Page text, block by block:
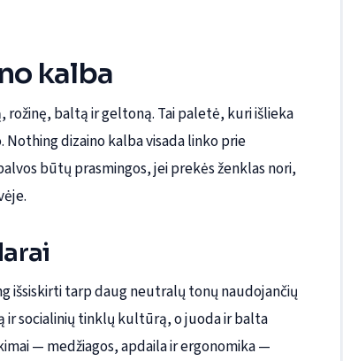
kalba
baltą ir geltoną. Tai paletė, kuri išlieka
dizaino kalba visada linko prie
būtų prasmingos, jei prekės ženklas nori,
išsiskirti tarp daug neutralų tonų naudojančių
socialinių tinklų kultūrą, o juoda ir balta
— medžiagos, apdaila ir ergonomika —